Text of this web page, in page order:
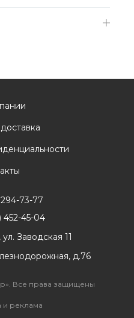
73-77
452-45-04
Заводская 11
д.76
Все права защищены
и реклама